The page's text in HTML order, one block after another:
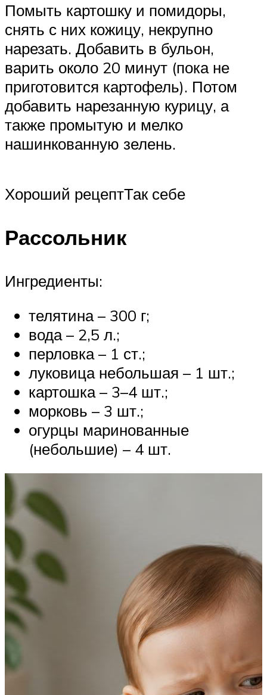
Помыть картошку и помидоры,
снять с них кожицу, некрупно
нарезать. Добавить в бульон,
варить около 20 минут (пока не
приготовится картофель). Потом
добавить нарезанную курицу, а
также промытую и мелко
нашинкованную зелень.
Хороший рецептТак себе
Рассольник
Ингредиенты:
телятина – 300 г;
вода – 2,5 л.;
перловка – 1 ст.;
луковица небольшая – 1 шт.;
картошка – 3–4 шт.;
морковь – 3 шт.;
огурцы маринованные
(небольшие) – 4 шт.